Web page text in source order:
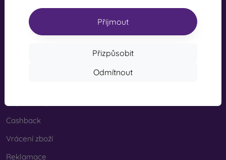
Přijmout
Přizpůsobit
Odmítnout
Pondělí až pátek:
Online
Sobota a neděle:
Cashback
Vrácení zboží
Reklamace